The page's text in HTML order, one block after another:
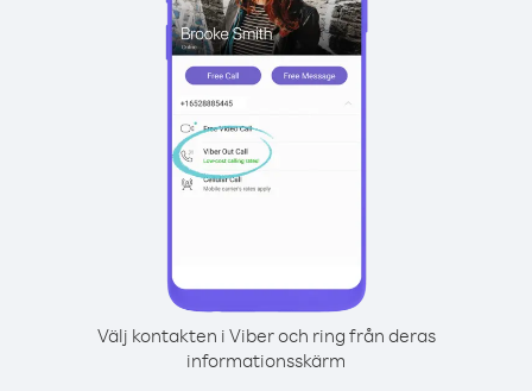
Välj kontakten i Viber och ring från deras
informationsskärm